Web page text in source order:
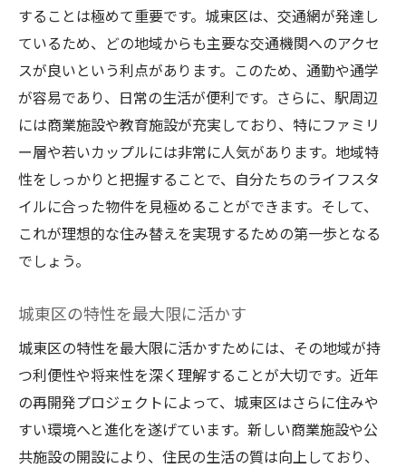
することは極めて重要です。城東区は、交通網が発達し
ているため、どの地域からも主要な交通機関へのアクセ
スが良いという利点があります。このため、通勤や通学
が容易であり、日常の生活が便利です。さらに、駅周辺
には商業施設や教育施設が充実しており、特にファミリ
ー層や若いカップルには非常に人気があります。地域特
性をしっかりと把握することで、自分たちのライフスタ
イルに合った物件を見極めることができます。そして、
これが理想的な住み替えを実現するための第一歩となる
でしょう。
城東区の特性を最大限に活かす
城東区の特性を最大限に活かすためには、その地域が持
つ利便性や将来性を深く理解することが大切です。近年
の再開発プロジェクトによって、城東区はさらに住みや
すい環境へと進化を遂げています。新しい商業施設や公
共施設の開設により、住民の生活の質は向上しており、